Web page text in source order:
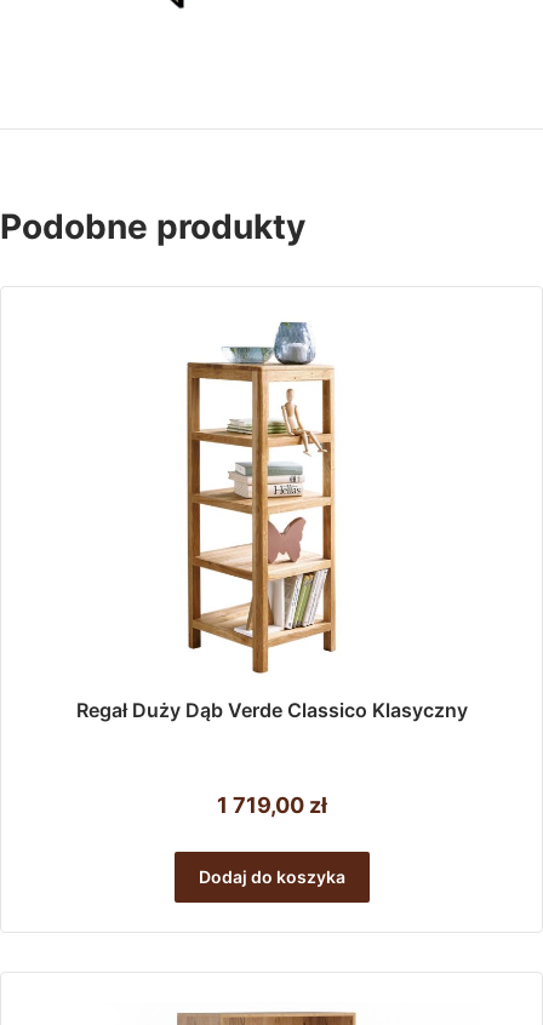
Podobne produkty
Regał Duży Dąb Verde Classico Klasyczny
1 719,00 zł
Dodaj do koszyka